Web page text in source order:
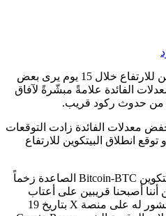
في تفاصيل توقع انطلاق البيتكوين للارتفاع خلال 15 يوم يرى بعض
الفائدة علامةً مبشّرةً لآفاق
من حدوث ركود قريب.
معدلات الفائدة زادت التوقعات
انطلاق البيتكوين للارتفاع
حيث اكتسبت تحركات عملة البيتكوين Bitcoin-BTC الصاعدة زخماً
أصبحنا قريبين على أعتاب
موجة ارتفاعاتٍ وشيكة؛ ففي منشور له على منصة X بتاريخ 19